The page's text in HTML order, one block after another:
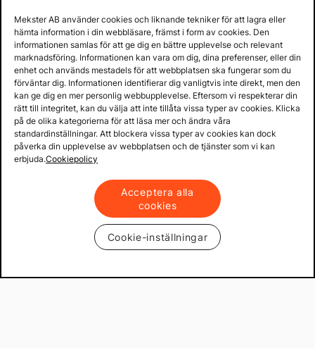
Mekster AB använder cookies och liknande tekniker för att lagra eller
hämta information i din webbläsare, främst i form av cookies. Den
informationen samlas för att ge dig en bättre upplevelse och relevant
marknadsföring. Informationen kan vara om dig, dina preferenser, eller din
enhet och används mestadels för att webbplatsen ska fungerar som du
förväntar dig. Informationen identifierar dig vanligtvis inte direkt, men den
kan ge dig en mer personlig webbupplevelse. Eftersom vi respekterar din
rätt till integritet, kan du välja att inte tillåta vissa typer av cookies. Klicka
på de olika kategorierna för att läsa mer och ändra våra
standardinställningar. Att blockera vissa typer av cookies kan dock
påverka din upplevelse av webbplatsen och de tjänster som vi kan
erbjuda.Cookiepolicy
Acceptera alla
cookies
Cookie-inställningar